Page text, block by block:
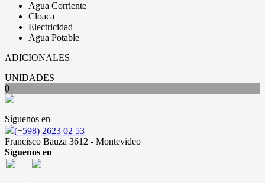
Agua Corriente
Cloaca
Electricidad
Agua Potable
ADICIONALES
UNIDADES
0
Síguenos en
(+598) 2623 02 53
Francisco Bauza 3612 - Montevideo
Síguenos en